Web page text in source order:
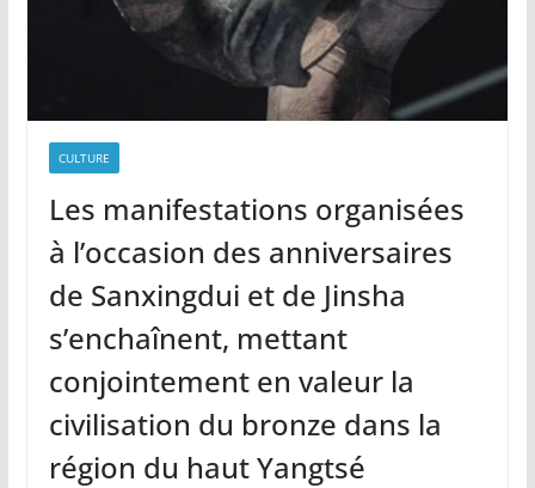
CULTURE
Les manifestations organisées
à l’occasion des anniversaires
de Sanxingdui et de Jinsha
s’enchaînent, mettant
conjointement en valeur la
civilisation du bronze dans la
région du haut Yangtsé